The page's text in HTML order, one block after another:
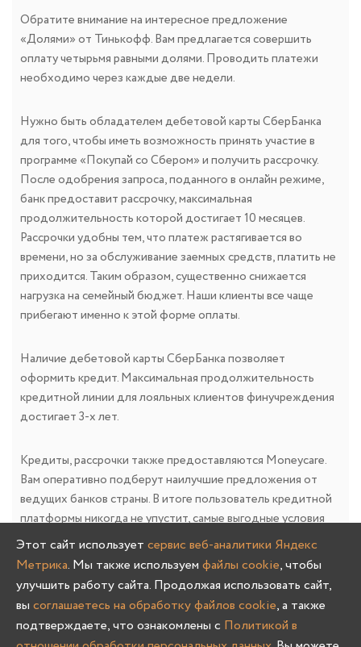
Обратите внимание на интересное предложение
«Долями» от Тинькофф. Вам предлагается совершить
оплату четырьмя равными долями. Проводить платежи
необходимо через каждые две недели.
Нужно быть обладателем дебетовой карты СберБанка
для того, чтобы иметь возможность принять участие в
программе «Покупай со Сбером» и получить рассрочку.
После одобрения запроса, поданного в онлайн режиме,
банк предоставит рассрочку, максимальная
продолжительность которой достигает 10 месяцев.
Рассрочки удобны тем, что платеж растягивается во
времени, но за обслуживание заемных средств, платить не
приходится. Таким образом, существенно снижается
нагрузка на семейный бюджет. Наши клиенты все чаще
прибегают именно к этой форме оплаты.
Наличие дебетовой карты СберБанка позволяет
оформить кредит. Максимальная продолжительность
кредитной линии для лояльных клиентов финучреждения
достигает 3-х лет.
Кредиты, рассрочки также предоставляются Moneycare.
Вам оперативно подберут наилучшие предложения от
ведущих банков страны. В итоге пользователь кредитной
платформы никогда не упустит, самые выгодные условия
сотрудничества на текущий момент времени.
Этот сайт использует сервис веб-аналитики Яндекс
Метрика. Мы также используем файлы cookie, чтобы
улучшить работу сайта. Продолжая использовать сайт,
вы соглашаетесь на обработку файлов cookie, а также
подтверждаете, что ознакомлены с Политикой в